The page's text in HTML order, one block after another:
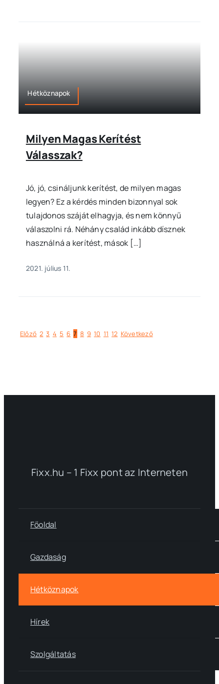
Hétköznapok
Milyen Magas Kerítést
Válasszak?
Jó, jó, csináljunk kerítést, de milyen magas
legyen? Ez a kérdés minden bizonnyal sok
tulajdonos száját elhagyja, és nem könnyű
válaszolni rá. Néhány család inkább dísznek
használná a kerítést, mások […]
2021. július 11.
Előző 2 3 4 5 6 7 8 9 10 11 12 Következő
Fixx.hu – 1 Fixx pont az Interneten
Főoldal
Gazdaság
Hétköznapok
Hírek
Szolgáltatás